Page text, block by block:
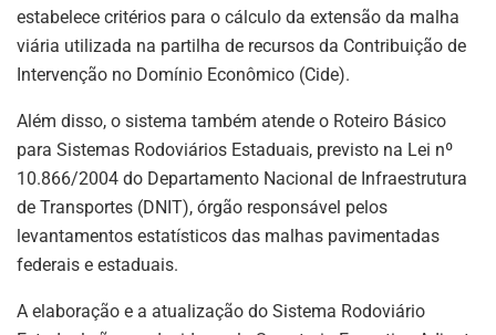
estabelece critérios para o cálculo da extensão da malha
viária utilizada na partilha de recursos da Contribuição de
Intervenção no Domínio Econômico (Cide).
Além disso, o sistema também atende o Roteiro Básico
para Sistemas Rodoviários Estaduais, previsto na Lei nº
10.866/2004 do Departamento Nacional de Infraestrutura
de Transportes (DNIT), órgão responsável pelos
levantamentos estatísticos das malhas pavimentadas
federais e estaduais.
A elaboração e a atualização do Sistema Rodoviário